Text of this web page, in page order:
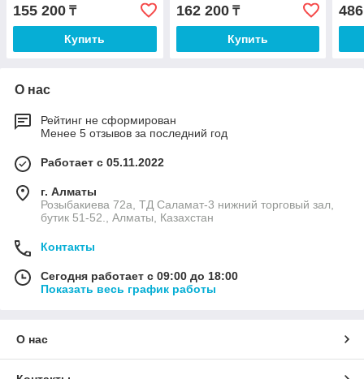
155 200 ₸
Купить
162 200₸
Купить
О нас
Рейтинг не сформирован
Менее 5 отзывов за последний год
Работает с 05.11.2022
г. Алматы
Розыбакиева 72а, ТД Саламат-3 нижний торговый зал,
бутик 51-52., Алматы, Казахстан
Контакты
Сегодня работает с 09:00 до 18:00
Показать весь график работы
О нас